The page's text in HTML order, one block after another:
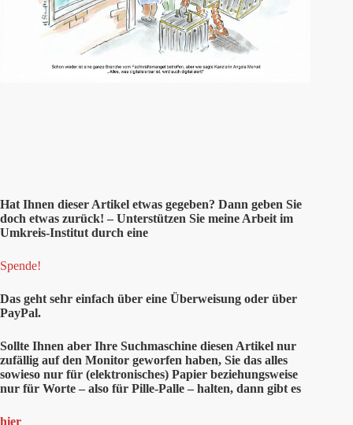
Hat Ihnen dieser Artikel etwas gegeben? Dann geben Sie
doch etwas zurück! – Unterstützen Sie meine Arbeit im
Umkreis-Institut durch eine
Spende!
Das geht sehr einfach über eine Überweisung oder über
PayPal.
Sollte Ihnen aber Ihre Suchmaschine diesen Artikel nur
zufällig auf den Monitor geworfen haben, Sie das alles
sowieso nur für (elektronisches) Papier beziehungsweise
nur für Worte – also für Pille-Palle – halten, dann gibt es
hier